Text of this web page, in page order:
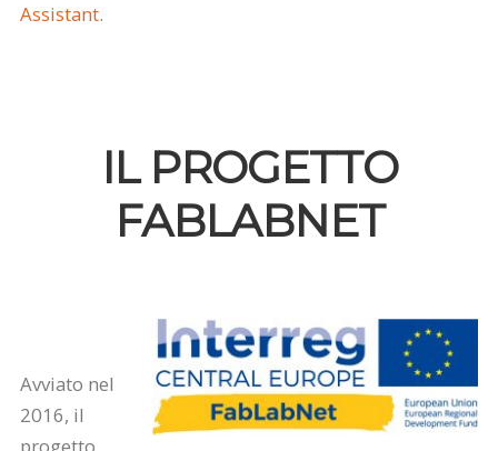
Assistant.
IL PROGETTO
FABLABNET
Avviato nel
2016, il
progetto